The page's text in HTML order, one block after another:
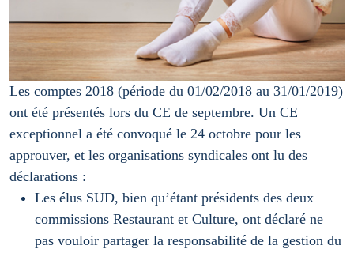
Les comptes 2018 (période du 01/02/2018 au 31/01/2019)
ont été présentés lors du CE de septembre. Un CE
exceptionnel a été convoqué le 24 octobre pour les
approuver, et les organisations syndicales ont lu des
déclarations :
Les élus SUD, bien qu’étant présidents des deux
commissions Restaurant et Culture, ont déclaré ne
pas vouloir partager la responsabilité de la gestion du